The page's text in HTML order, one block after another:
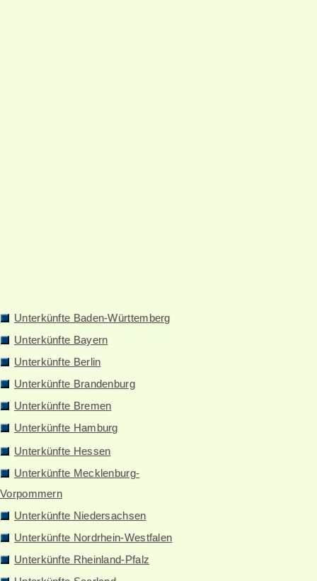
Unterkünfte Baden-Württemberg
Unterkünfte Bayern
Unterkünfte Berlin
Unterkünfte Brandenburg
Unterkünfte Bremen
Unterkünfte Hamburg
Unterkünfte Hessen
Unterkünfte Mecklenburg-
Vorpommern
Unterkünfte Niedersachsen
Unterkünfte Nordrhein-Westfalen
Unterkünfte Rheinland-Pfalz